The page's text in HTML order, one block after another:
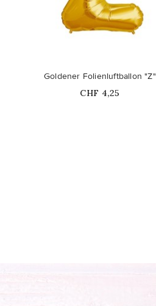
Goldener Folienluftballon "Z"
Price
CHF 4,25